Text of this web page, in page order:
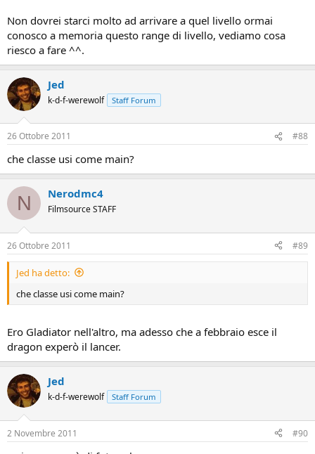
Non dovrei starci molto ad arrivare a quel livello ormai
conosco a memoria questo range di livello, vediamo cosa
riesco a fare ^^.
Jed
k-d-f-werewolf Staff Forum
26 Ottobre 2011 #88
che classe usi come main?
N Nerodmc4
Filmsource STAFF
26 Ottobre 2011 #89
Jed ha detto:
che classe usi come main?
Ero Gladiator nell'altro, ma adesso che a febbraio esce il
dragon experò il lancer.
Jed
k-d-f-werewolf Staff Forum
2 Novembre 2011 #90